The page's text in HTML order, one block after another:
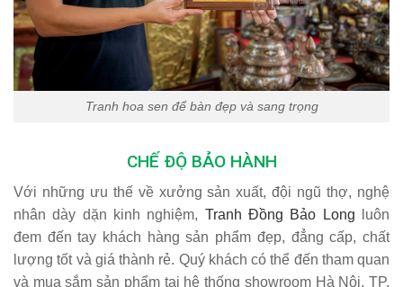
Tranh hoa sen để bàn đẹp và sang trọng
CHẾ ĐỘ BẢO HÀNH
Với những ưu thế về xưởng sản xuất, đội ngũ thợ, nghệ
nhân dày dặn kinh nghiệm, Tranh Đồng Bảo Long luôn
đem đến tay khách hàng sản phẩm đẹp, đẳng cấp, chất
lượng tốt và giá thành rẻ. Quý khách có thể đến tham quan
và mua sắm sản phẩm tại hệ thống showroom Hà Nội, TP.